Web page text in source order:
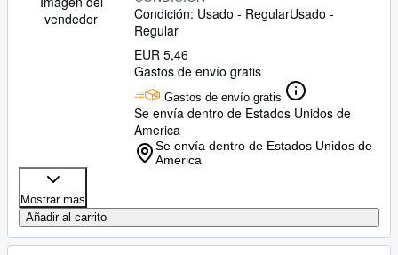
vendedor
Condición: Usado - RegularUsado -
Regular
EUR 5,46
Gastos de envío gratis
Gastos de envío gratis
Se envía dentro de Estados Unidos de
America
Se envía dentro de Estados Unidos de
America
Mostrar más
Añadir al carrito